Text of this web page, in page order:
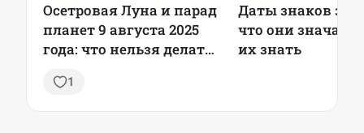
Осетровая Луна и парад
планет 9 августа 2025
года: что нельзя делать
1
Даты знаков
что они значат
их знать